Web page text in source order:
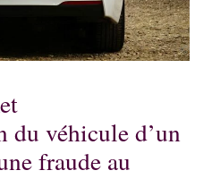
véhicule d’un
fraude au